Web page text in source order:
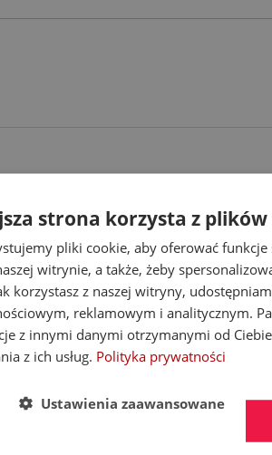
Najlepsze promocje
produkty w najlepszych
- 30%
strona korzysta z
pliki cookie, aby oferować funkcje
witrynie, a także, żeby
korzystasz z naszej witryny,
reklamowym i analitycznym.
z innymi danymi otrzymanymi od
z ich usług. Polityka prywatności
Ustawienia zaawansowane